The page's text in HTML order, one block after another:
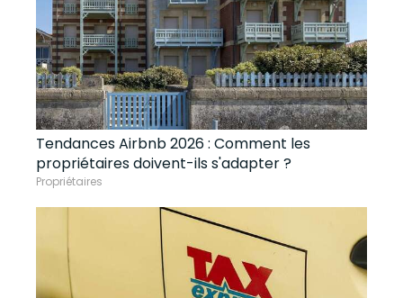
Tendances Airbnb 2026 : Comment les
propriétaires doivent-ils s'adapter ?
Propriétaires